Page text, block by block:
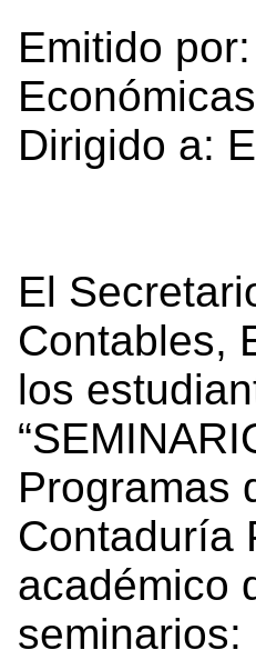
Emitido
Dirigido a:
El
Contables,
los
Programas
Contaduría
académico
seminarios: